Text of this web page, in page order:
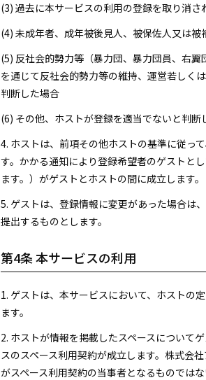
(3) 過去に本サービスの利用の登録を取り消さ
(4) 未成年者、成年被後見人、被保佐人又は
(5) 反社会的勢力等（暴力団、暴力団員、右
を通じて反社会的勢力等の維持、運営若しく
判断した場合
(6) その他、ホストが登録を適当でないと判断
4. ホストは、前項その他ホストの基準に従っ
す。かかる通知により登録希望者のゲストと
ます。）がゲストとホストの間に成立します。
5. ゲストは、登録情報に変更があった場合は
提出するものとします。
第4条 本サービスの利用
1. ゲストは、本サービスにおいて、ホストの
ます。
2. ホストが情報を掲載したスペースについて
スのスペース利用契約が成立します。株式会
がスペース利用契約の当事者となるものでは